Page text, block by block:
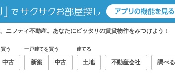
フティ不動産。あなたにピッタリの賃貸物件をみつけよう！
う
中古
一戸建てを買う
新築 中古
建てる
土地 不動産会社 調べる